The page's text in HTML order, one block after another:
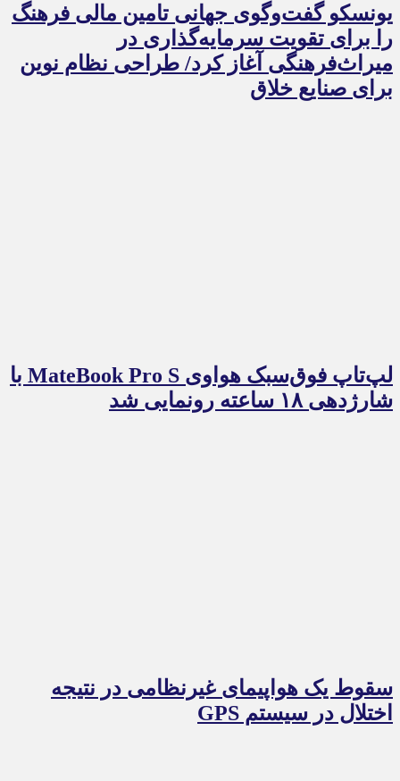
یونسکو گفت‌وگوی جهانی تامین مالی فرهنگ
را برای تقویت سرمایه‌گذاری در
میراث‌فرهنگی آغاز کرد/ طراحی نظام نوین
برای صنایع خلاق
لپ‌تاپ فوق‌سبک هواوی MateBook Pro S با
شارژدهی ۱۸ ساعته رونمایی شد
سقوط یک هواپیمای غیرنظامی در نتیجه
اختلال در سیستم‌ GPS